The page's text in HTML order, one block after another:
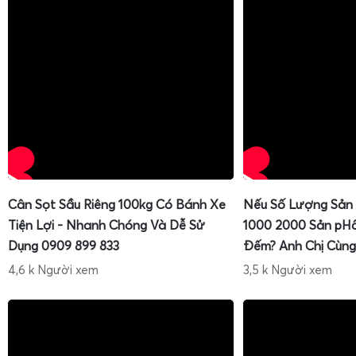
Cân Sọt Sầu Riêng 100kg Có Bánh Xe
Tiện Lợi - Nhanh Chóng Và Dễ Sử
Dụng 0909 899 833
4,6 k Người xem
Nếu Số Lượng
1000 2000 Sản
Đếm? Anh Chị
3,5 k Người xem